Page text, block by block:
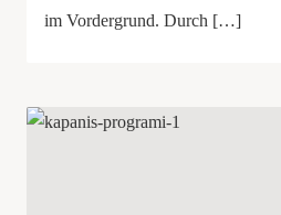
im Vordergrund. Durch […]